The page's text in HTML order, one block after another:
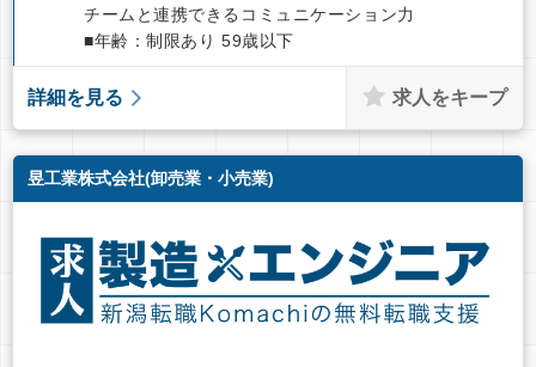
チームと連携できるコミュニケーション力
■年齢：制限あり 59歳以下
詳細を見る 求人をキープ
昱工業株式会社(卸売業・小売業)